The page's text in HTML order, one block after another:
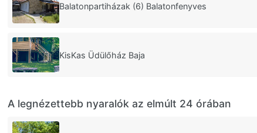
Balatonpartiházak (6) Balatonfenyves
KisKas Üdülőház Baja
A legnézettebb nyaralók az elmúlt 24 órában